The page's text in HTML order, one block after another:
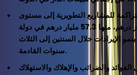
للمشاريع التطويرية إلى مستوى
قياسي بلغ 66.5 مليار درهم، منها 57.3 مليار درهم في دولة
الإيرادات خلال السنتين إلى الثلاث
سنوات القادمة.
الفوائد والضرائب والإهلاك والاستهلاك